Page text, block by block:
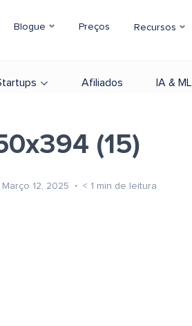
Blogue Preços Recursos
Afiliados IA & ML
(15)
12, 2025 < 1 min de leitura